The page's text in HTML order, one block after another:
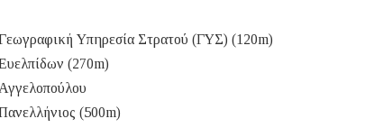
Υπηρεσία Στρατού (ΓΥΣ) (120m)
(270m)
(500m)